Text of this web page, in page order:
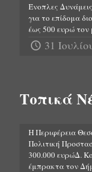
Ένοπλες
για το επίδομα
έως 500 ευρώ τον
31
Τοπικά
Η Περιφέρεια
Πολιτική
300.000 ευρώΔ.
έμπρακτα τον